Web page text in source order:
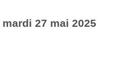
27 mai 2025